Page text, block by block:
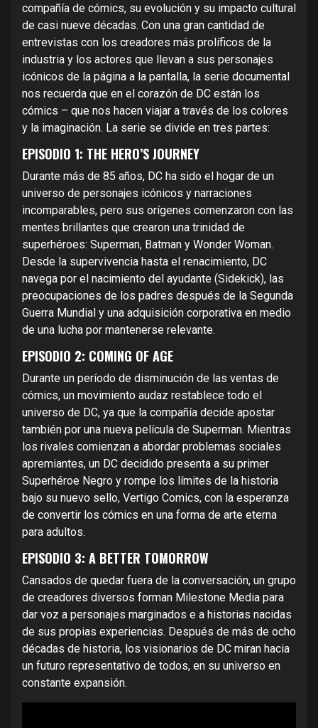
compañía de cómics, su evolución y su impacto cultural
de casi nueve décadas. Con una gran cantidad de
entrevistas con los creadores más prolíficos de la
industria y los actores que llevan a sus personajes
icónicos de la página a la pantalla, la serie documental
nos recuerda que en el corazón de DC están los
cómics – que nos hacen viajar a través de los colores
y la imaginación. La serie se divide en tres partes:
EPISODIO 1: THE HERO’S JOURNEY
Durante más de 85 años, DC ha sido el hogar de un
universo de personajes icónicos y narraciones
incomparables, pero sus orígenes comenzaron con las
mentes brillantes que crearon una trinidad de
superhéroes: Superman, Batman y Wonder Woman.
Desde la supervivencia hasta el renacimiento, DC
navega por el nacimiento del ayudante (Sidekick), las
preocupaciones de los padres después de la Segunda
Guerra Mundial y una adquisición corporativa en medio
de una lucha por mantenerse relevante.
EPISODIO 2: COMING OF AGE
Durante un período de disminución de las ventas de
cómics, un movimiento audaz restablece todo el
universo de DC, ya que la compañía decide apostar
también por una nueva película de Superman. Mientras
los rivales comienzan a abordar problemas sociales
apremiantes, un DC decidido presenta a su primer
Superhéroe Negro y rompe los límites de la historia
bajo su nuevo sello, Vertigo Comics, con la esperanza
de convertir los cómics en una forma de arte eterna
para adultos.
EPISODIO 3: A BETTER TOMORROW
Cansados de quedar fuera de la conversación, un grupo
de creadores diversos forman Milestone Media para
dar voz a personajes marginados e a historias nacidas
de sus propias experiencias. Después de más de ocho
décadas de historia, los visionarios de DC miran hacia
un futuro representativo de todos, en su universo en
constante expansión.